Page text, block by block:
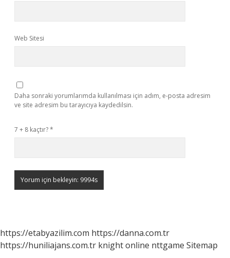
Web Sitesi
Daha sonraki yorumlarımda kullanılması için adım, e-posta adresim
ve site adresim bu tarayıcıya kaydedilsin.
7 + 8 kaçtır?*
https://etabyazilim.com https://danna.com.tr
https://huniliajans.com.tr knight online nttgame Sitemap